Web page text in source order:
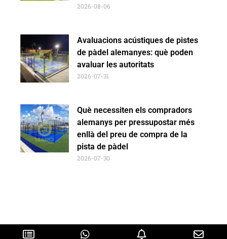
2026-08-06
Avaluacions acústiques de pistes
de pàdel alemanyes: què poden
avaluar les autoritats
2026-07-31
Què necessiten els compradors
alemanys per pressupostar més
enllà del preu de compra de la
pista de pàdel
2026-07-30